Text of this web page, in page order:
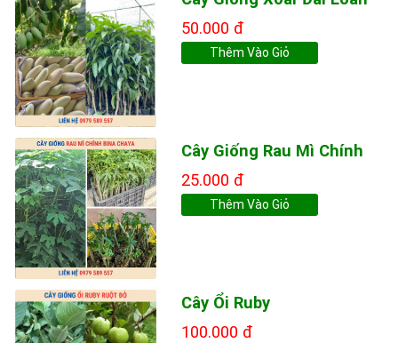
50.000 đ
Thêm Vào Giỏ
Cây Giống Rau Mì Chính
25.000 đ
Thêm Vào Giỏ
Cây Ổi Ruby
100.000 đ